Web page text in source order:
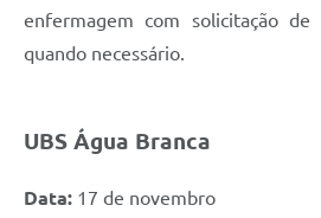
enfermagem com solicitação de
quando necessário.
UBS Água Branca
Data: 17 de novembro